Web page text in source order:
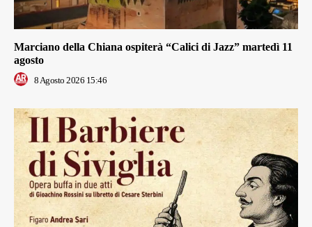
Marciano della Chiana ospiterà “Calici di Jazz” martedì 11
agosto
8 Agosto 2026 15:46